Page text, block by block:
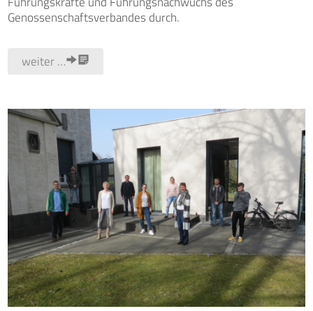
Genossenschaftsverbandes durch.
weiter …